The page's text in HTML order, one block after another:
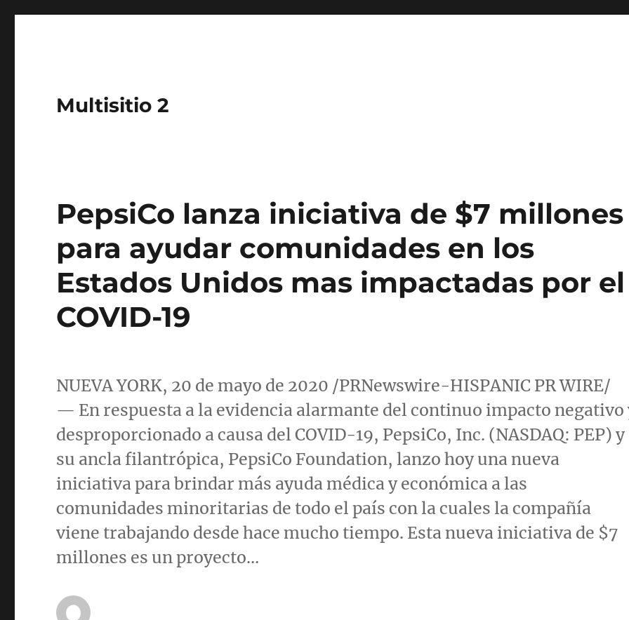
Multisitio 2
PepsiCo lanza iniciativa de $7 millones
para ayudar comunidades en los
Estados Unidos mas impactadas por el
COVID-19
NUEVA YORK, 20 de mayo de 2020 /PRNewswire-HISPANIC PR WIRE/
— En respuesta a la evidencia alarmante del continuo impacto negativo
desproporcionado a causa del COVID-19, PepsiCo, Inc. (NASDAQ: PEP) y
su ancla filantrópica, PepsiCo Foundation, lanzo hoy una nueva
iniciativa para brindar más ayuda médica y económica a las
comunidades minoritarias de todo el país con la cuales la compañía
viene trabajando desde hace mucho tiempo. Esta nueva iniciativa de $7
millones es un proyecto…